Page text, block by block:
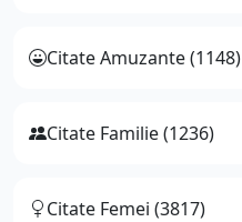
Citate Amuzante (1148)
Citate Familie (1236)
Citate Femei (3817)